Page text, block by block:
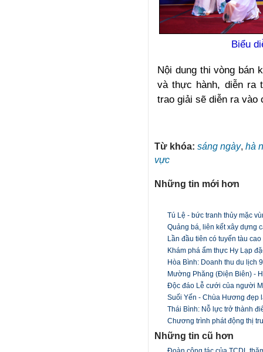
Biểu
Nội dung thi vòng bán
và thực hành, diễn ra
trao giải sẽ diễn ra vào
Từ khóa: sáng ngày, hà
vực
Những tin mới hơn
Tú Lệ - bức tranh thủy mặc
Quảng bá, liên kết xây dựng
Lần đầu tiên có tuyến tàu
Khám phá ẩm thực Hy Lạp
Hòa Bình: Doanh thu du lịch
Mường Phăng (Điện Biên) -
Độc đáo Lễ cưới của người
Suối Yến - Chùa Hương đẹp
Thái Bình: Nỗ lực trở thành
Chương trình phát động thị
Những tin cũ hơn